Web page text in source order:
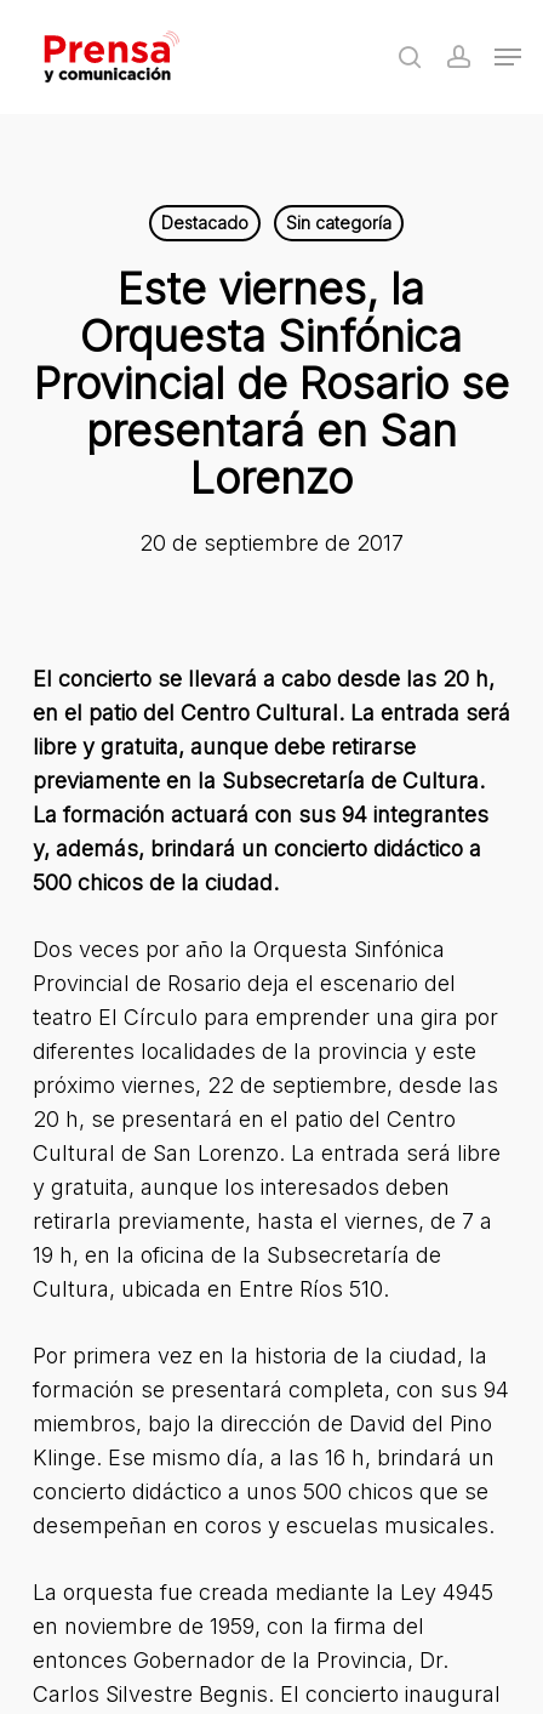
main
search
Destacado Sin categoría
Este viernes, la
Orquesta Sinfónica
Provincial de Rosario se
presentará en San
Lorenzo
20 de septiembre de 2017
El concierto se llevará a cabo desde las 20 h,
en el patio del Centro Cultural. La entrada será
libre y gratuita, aunque debe retirarse
previamente en la Subsecretaría de Cultura.
La formación actuará con sus 94 integrantes
y, además, brindará un concierto didáctico a
500 chicos de la ciudad.
Dos veces por año la Orquesta Sinfónica
Provincial de Rosario deja el escenario del
teatro El Círculo para emprender una gira por
diferentes localidades de la provincia y este
próximo viernes, 22 de septiembre, desde las
20 h, se presentará en el patio del Centro
Cultural de San Lorenzo. La entrada será libre
y gratuita, aunque los interesados deben
retirarla previamente, hasta el viernes, de 7 a
19 h, en la oficina de la Subsecretaría de
Cultura, ubicada en Entre Ríos 510.
Por primera vez en la historia de la ciudad, la
formación se presentará completa, con sus 94
miembros, bajo la dirección de David del Pino
Klinge. Ese mismo día, a las 16 h, brindará un
concierto didáctico a unos 500 chicos que se
desempeñan en coros y escuelas musicales.
La orquesta fue creada mediante la Ley 4945
en noviembre de 1959, con la firma del
entonces Gobernador de la Provincia, Dr.
Carlos Silvestre Begnis. El concierto inaugural